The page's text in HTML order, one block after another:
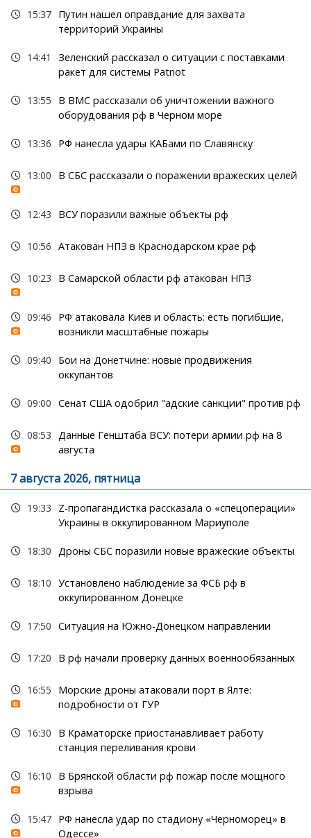
15:37 Путин нашел оправдание для захвата
территорий Украины
14:41
Зеленский рассказал о ситуации с поставками
ракет для системы Patriot
13:55
В ВМС рассказали об уничтожении важного
оборудования рф в Черном море
13:36 РФ нанесла удары КАБами по Славянску
13:00 В СБС рассказали о поражении вражеских целей
12:43 ВСУ поразили важные объекты рф
10:56 Атакован НПЗ в Краснодарском крае рф
10:23 В Самарской области рф атакован НПЗ
09:46
РФ атаковала Киев и область: есть погибшие,
возникли масштабные пожары
09:40
Бои на Донетчине: новые продвижения
оккупантов
09:00 Сенат США одобрил "адские санкции" против рф
08:53 Данные Генштаба ВСУ: потери армии рф на 8
августа
7 августа 2026, пятница
19:33
Z-пропагандистка рассказала о «спецоперации»
Украины в оккупированном Мариуполе
18:30 Дроны СБС поразили новые вражеские объекты
18:10 Установлено наблюдение за ФСБ рф в
оккупированном Донецке
17:50 Ситуация на Южно-Донецком направлении
17:20 В рф начали проверку данных военнообязанных
16:55
Морские дроны атаковали порт в Ялте:
подробности от ГУР
16:30
В Краматорске приостанавливает работу
станция переливания крови
16:10
В Брянской области рф пожар после мощного
взрыва
15:47 РФ нанесла удар по стадиону «Черноморец» в
Одессе»